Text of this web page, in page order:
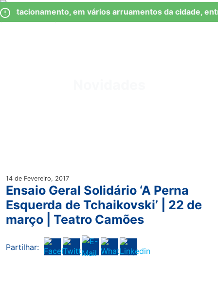
Observação:
este
Skip
to
em vários arruamentos da cidade,
14 de Fevereiro, 2017
Ensaio Geral Solidário ‘A Perna
Esquerda de Tchaikovski’ | 22 de
março | Teatro Camões
Partilhar: